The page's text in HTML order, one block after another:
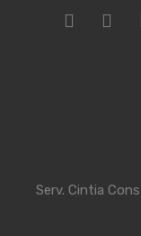
Serv. Cintia